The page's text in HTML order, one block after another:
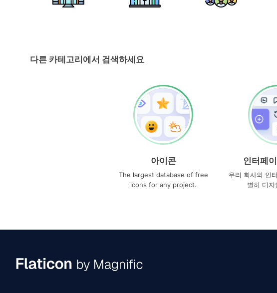
다른 카테고리에서 검색하세요
아이콘
The largest database of free
icons for any project.
인터페
우리 회사의 인
별히 디자